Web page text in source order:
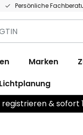
Persönliche
Marken
Lichtplanung
& sofort